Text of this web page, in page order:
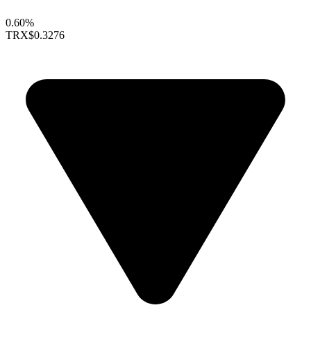
0.60%
TRX$0.3276